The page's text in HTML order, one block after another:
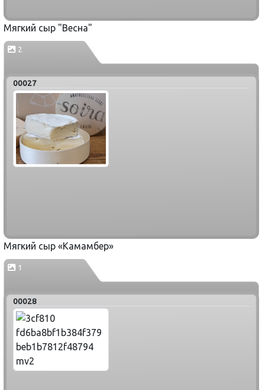
Мягкий сыр "Весна"
2
00027
Мягкий сыр «Камамбер»
1
00028